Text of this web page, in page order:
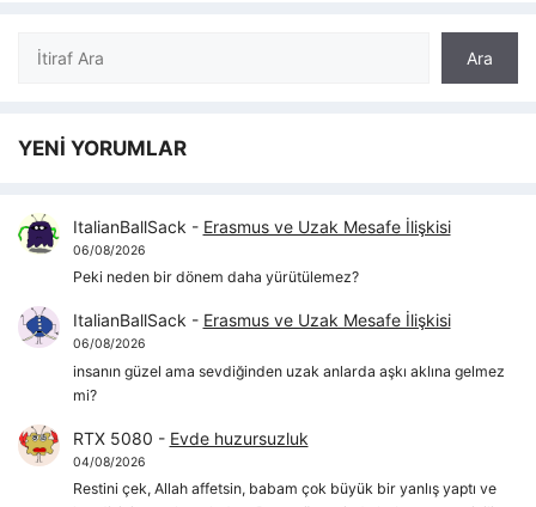
Ara
Ara
YENİ YORUMLAR
ItalianBallSack - Erasmus ve Uzak Mesafe İlişkisi
06/08/2026
Peki neden bir dönem daha yürütülemez?
ItalianBallSack - Erasmus ve Uzak Mesafe İlişkisi
06/08/2026
insanın güzel ama sevdiğinden uzak anlarda aşkı aklına gelmez
mi?
RTX 5080 - Evde huzursuzluk
04/08/2026
Restini çek, Allah affetsin, babam çok büyük bir yanlış yaptı ve